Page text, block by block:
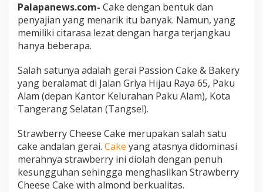
Palapanews.com- Cake dengan bentuk dan
penyajian yang menarik itu banyak. Namun, yang
memiliki citarasa lezat dengan harga terjangkau
hanya beberapa.
Salah satunya adalah gerai Passion Cake & Bakery
yang beralamat di Jalan Griya Hijau Raya 65, Paku
Alam (depan Kantor Kelurahan Paku Alam), Kota
Tangerang Selatan (Tangsel).
Strawberry Cheese Cake merupakan salah satu
cake andalan gerai. Cake yang atasnya didominasi
merahnya strawberry ini diolah dengan penuh
kesungguhan sehingga menghasilkan Strawberry
Cheese Cake with almond berkualitas.